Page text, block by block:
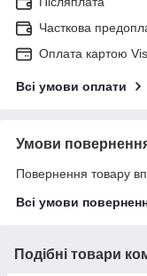
Часткова
Оплата картою
Всі умови оплати
Умови
Повернення товару
Всі умови
Подібні товари